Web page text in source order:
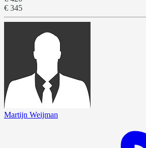
€ 345
Martijn Weijman